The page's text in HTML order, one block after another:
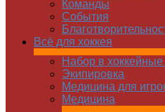
Команды
Cобытия
Всё для хоккея
Набор в
Экипировка
Медицина для
Медицина